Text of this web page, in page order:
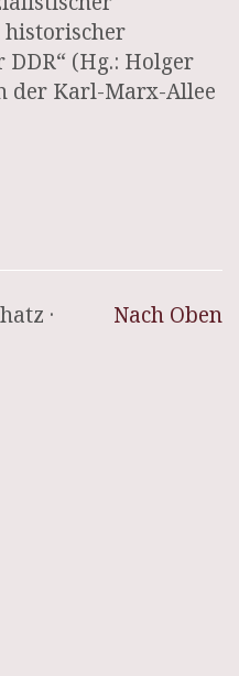
(Hg.: Holger
der Karl-Marx-Allee
Nach Oben
·